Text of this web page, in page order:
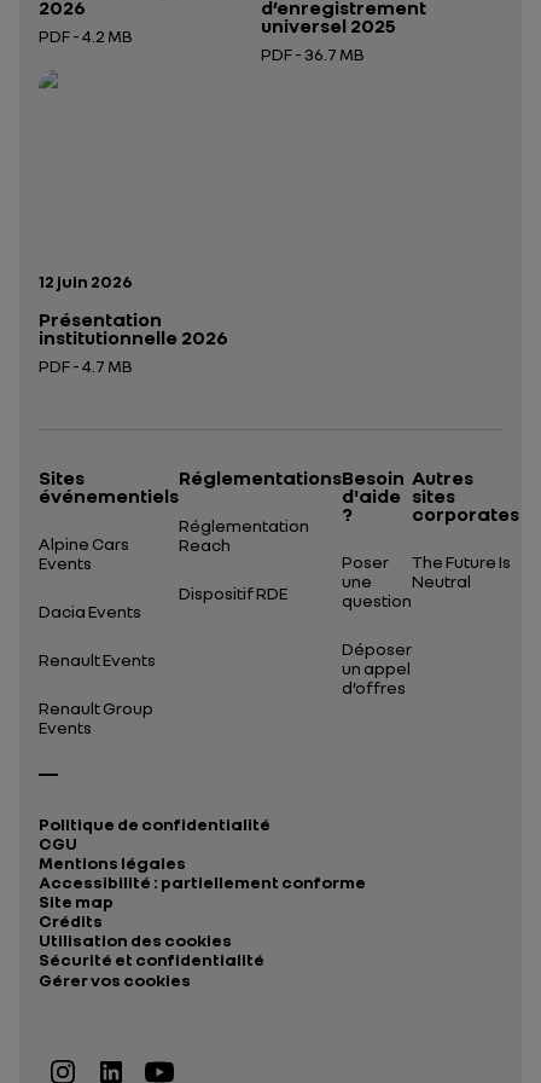
2026
PDF - 4.2 MB
Ouverture dans un nouvel onglet
d’enregistrement
universel 2025
PDF - 36.7 MB
Date de publication:
12 juin 2026
Présentation
institutionnelle 2026
PDF - 4.7 MB
Sites
événementiels
Alpine Cars
Events
Dacia Events
Renault Events
Renault Group
Events
Réglementations
Réglementation
Reach
Dispositif RDE
Besoin
d'aide
?
Poser
une
question
Déposer
un appel
d’offres
Autres
sites
corporates
The Future Is
Neutral
Politique de confidentialité
CGU
Mentions légales
Accessibilité : partiellement conforme
Site map
Crédits
Utilisation des cookies
Sécurité et confidentialité
Gérer vos cookies